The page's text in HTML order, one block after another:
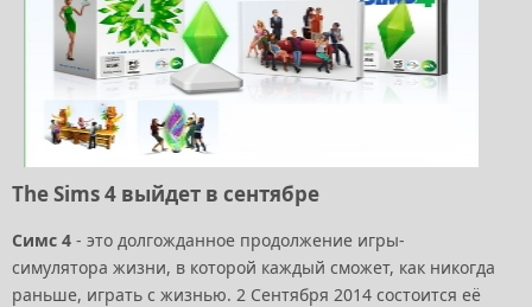
The Sims 4 выйдет в сентябре
Симс 4 - это долгожданное продолжение игры-
симулятора жизни, в которой каждый сможет, как никогда
раньше, играть с жизнью. 2 Сентября 2014 состоится её